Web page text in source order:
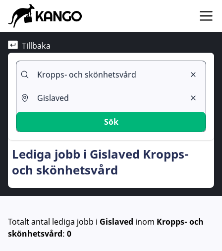
Tillbaka
Sök
Lediga jobb i Gislaved Kropps-
och skönhetsvård
Totalt antal lediga jobb i Gislaved inom Kropps- och
skönhetsvård: 0